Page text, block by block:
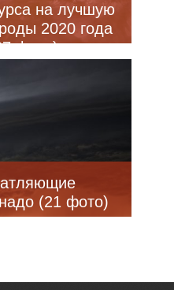
на лучшую
2020 года
фото)
(21 фото)